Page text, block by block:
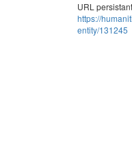
URL
https://
entity/131245